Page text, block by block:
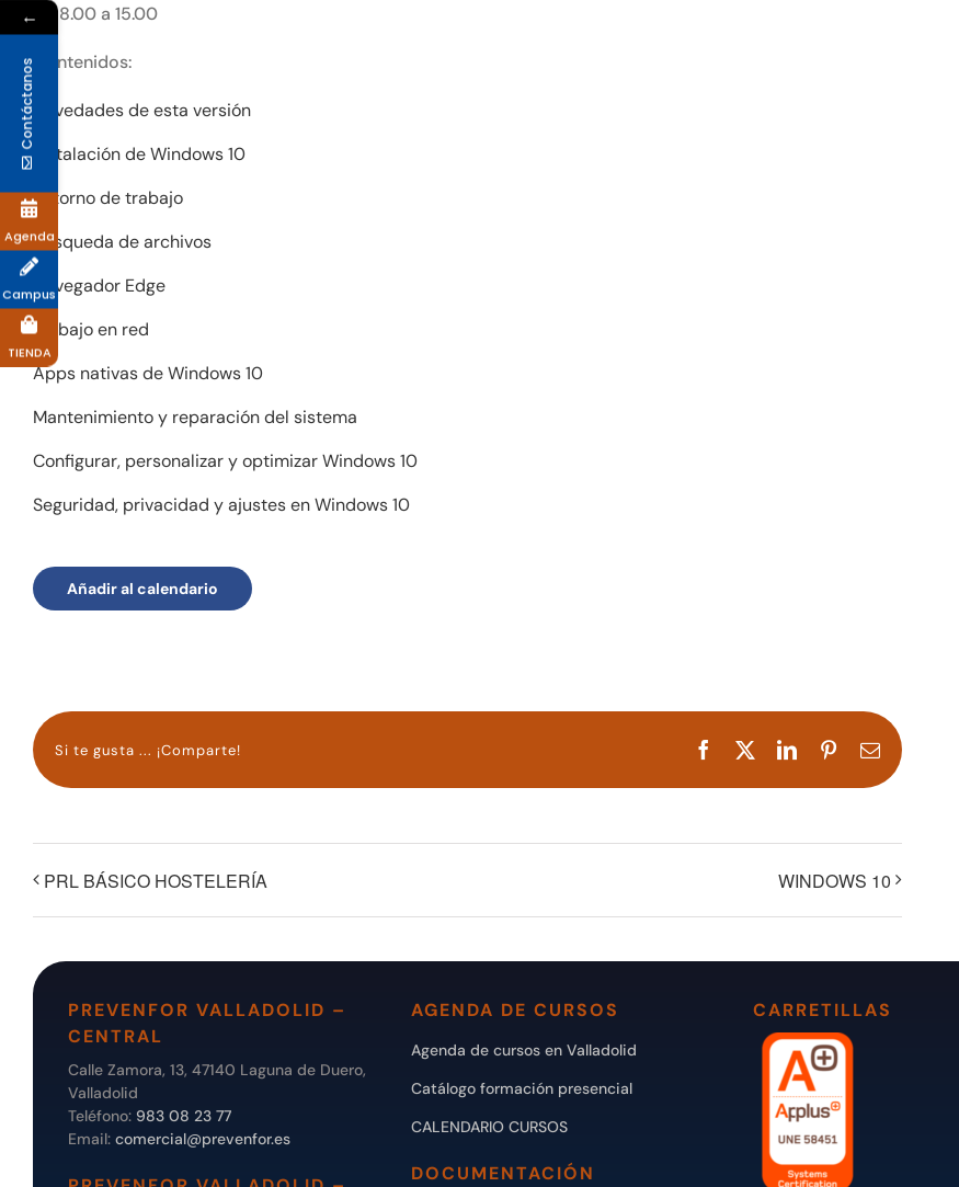
De 8.00 a 15.00
Contenidos:
Novedades de esta versión
Instalación de Windows 10
Entorno de trabajo
Búsqueda de archivos
Navegador Edge
Trabajo en red
Apps nativas de Windows 10
Mantenimiento y reparación del sistema
Configurar, personalizar y optimizar Windows 10
Seguridad, privacidad y ajustes en Windows 10
Añadir al calendario
Si te gusta ... ¡Comparte! Facebook LinkedInPinterestCorreo
electrónico
PRL BÁSICO HOSTELERÍA WINDOWS 10
PREVENFOR VALLADOLID –
CENTRAL
Calle Zamora, 13, 47140 Laguna de Duero,
Valladolid
Teléfono: 983 08 23 77
Email: comercial@prevenfor.es
AGENDA DE CURSOS
Agenda de cursos en Valladolid
Catálogo formación presencial
CALENDARIO CURSOS
DOCUMENTACIÓN
CARRETILLAS
←
Contáctanos
Agenda
Campus
TIENDA